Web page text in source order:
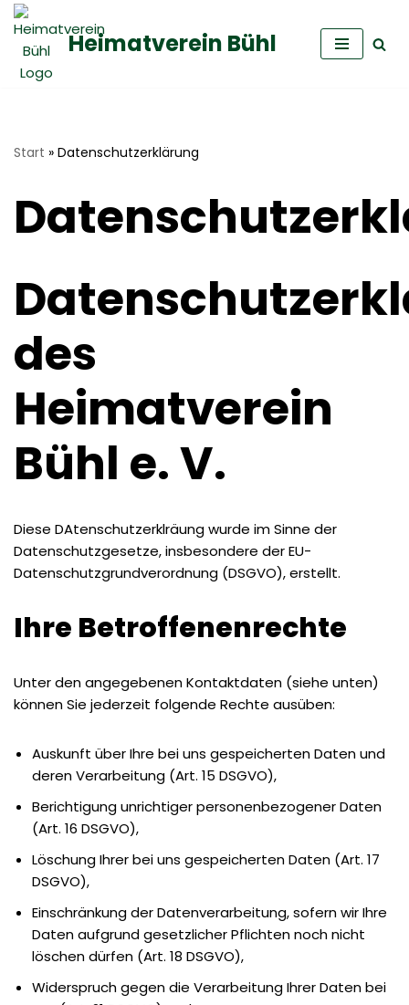
Zum
Inhalt
Heimatverein Bühl
Start » Datenschutzerklärung
des
Heimatverein
Bühl e. V.
Diese DAtenschutzerklräung wurde im Sinne der
Datenschutzgesetze, insbesondere der EU-
Datenschutzgrundverordnung (DSGVO), erstellt.
Ihre Betroffenenrechte
Unter den angegebenen Kontaktdaten (siehe unten)
können Sie jederzeit folgende Rechte ausüben:
Auskunft über Ihre bei uns gespeicherten Daten und
deren Verarbeitung (Art. 15 DSGVO),
Berichtigung unrichtiger personenbezogener Daten
(Art. 16 DSGVO),
Löschung Ihrer bei uns gespeicherten Daten (Art. 17
DSGVO),
Einschränkung der Datenverarbeitung, sofern wir Ihre
Daten aufgrund gesetzlicher Pflichten noch nicht
löschen dürfen (Art. 18 DSGVO),
Widerspruch gegen die Verarbeitung Ihrer Daten bei